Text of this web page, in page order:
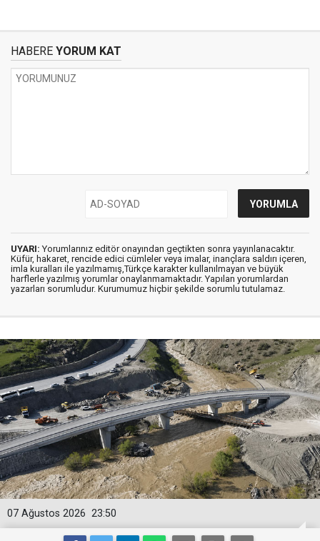
HABERE YORUM KAT
UYARI: Yorumlarınız editör onayından geçtikten sonra yayınlanacaktır.
Küfür, hakaret, rencide edici cümleler veya imalar, inançlara saldırı içeren,
imla kuralları ile yazılmamış,Türkçe karakter kullanılmayan ve büyük
harflerle yazılmış yorumlar onaylanmamaktadır. Yapılan yorumlardan
yazarları sorumludur. Kurumumuz hiçbir şekilde sorumlu tutulamaz.
23:50
07 Ağustos 2026